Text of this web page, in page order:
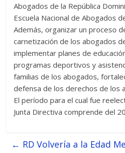
Abogados de la República
Escuela Nacional de Abogados
Además, organizar un proceso
carnetización de los abogados
implementar planes de
programas deportivos y
familias de los abogados,
defensa de los derechos de los
El período para el cual fue
Junta Directiva comprende del
← RD Volvería a la Edad